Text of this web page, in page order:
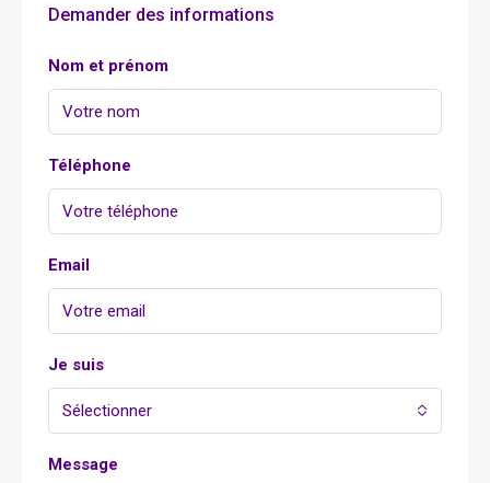
Demander des informations
Nom et prénom
Téléphone
Email
Je suis
Sélectionner
Message